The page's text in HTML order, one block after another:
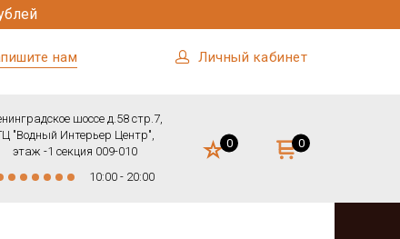
нам Личный кабинет
шоссе д.58 стр.7,
"Водный Интерьер Центр",
этаж -1 секция 009-010
10:00 - 20:00
0 0